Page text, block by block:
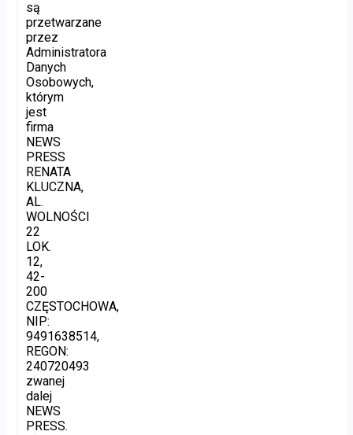
są
przetwarzane
przez
Administratora
Danych
Osobowych,
którym
jest
firma
NEWS
PRESS
RENATA
KLUCZNA,
AL.
WOLNOŚCI
22
LOK.
12,
42-
200
CZĘSTOCHOWA,
NIP:
9491638514,
REGON:
240720493
zwanej
dalej
NEWS
PRESS.